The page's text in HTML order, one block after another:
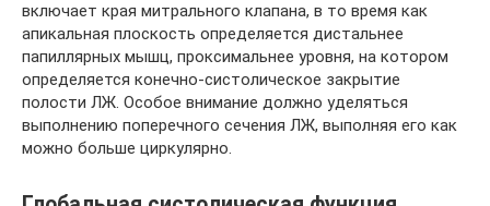
включает края митрального клапана, в то время как
апикальная плоскость определяется дистальнее
папиллярных мышц, проксимальнее уровня, на котором
определяется конечно-систолическое закрытие
полости ЛЖ. Особое внимание должно уделяться
выполнению поперечного сечения ЛЖ, выполняя его как
можно больше циркулярно.